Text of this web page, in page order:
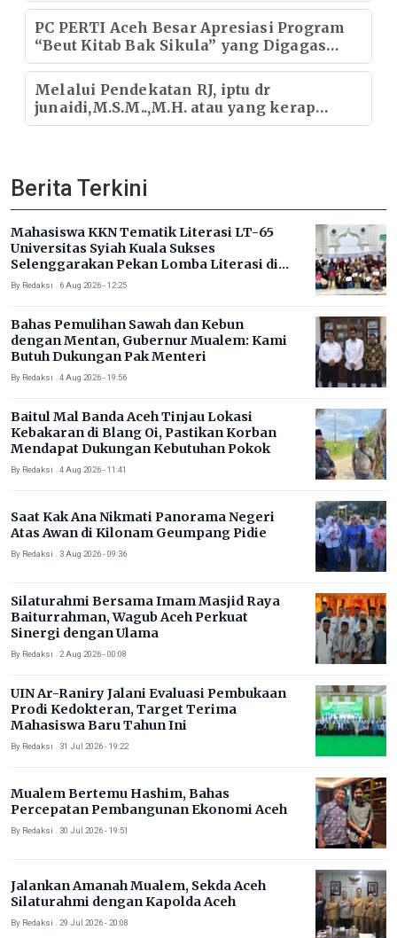
PC PERTI Aceh Besar Apresiasi Program
“Beut Kitab Bak Sikula” yang Digagas
Bupati Aceh Besar
Melalui Pendekatan RJ, iptu dr
junaidi,M.S.M..,M.H. atau yang kerap
disapa waled Junaidi Sukses Mediasi
Berita Terkini
Mahasiswa KKN Tematik Literasi LT-65
Universitas Syiah Kuala Sukses
Selenggarakan Pekan Lomba Literasi di
Gampong Rhieng Blang
By Redaksi . 6 Aug 2026 - 12:25
Bahas Pemulihan Sawah dan Kebun
dengan Mentan, Gubernur Mualem: Kami
Butuh Dukungan Pak Menteri
By Redaksi . 4 Aug 2026 - 19:56
Baitul Mal Banda Aceh Tinjau Lokasi
Kebakaran di Blang Oi, Pastikan Korban
Mendapat Dukungan Kebutuhan Pokok
By Redaksi . 4 Aug 2026 - 11:41
Saat Kak Ana Nikmati Panorama Negeri
Atas Awan di Kilonam Geumpang Pidie
By Redaksi . 3 Aug 2026 - 09:36
Silaturahmi Bersama Imam Masjid Raya
Baiturrahman, Wagub Aceh Perkuat
Sinergi dengan Ulama
By Redaksi . 2 Aug 2026 - 00:08
UIN Ar-Raniry Jalani Evaluasi Pembukaan
Prodi Kedokteran, Target Terima
Mahasiswa Baru Tahun Ini
By Redaksi . 31 Jul 2026 - 19:22
Mualem Bertemu Hashim, Bahas
Percepatan Pembangunan Ekonomi Aceh
By Redaksi . 30 Jul 2026 - 19:51
Jalankan Amanah Mualem, Sekda Aceh
Silaturahmi dengan Kapolda Aceh
By Redaksi . 29 Jul 2026 - 20:08